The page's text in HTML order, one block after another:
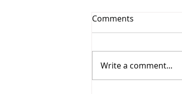
Comments
Write a comment...